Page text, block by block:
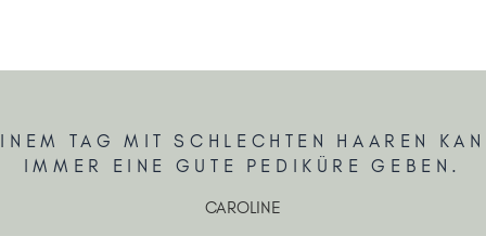
TAG MIT SCHLECHTEN HAAREN
IMMER EINE GUTE PEDIKÜRE GEBEN.
CAROLINE